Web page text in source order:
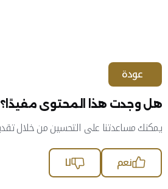
عودة
هل وجدت هذا المحتوى مفيدًا؟
يمكنك مساعدتنا على التحسين من خلال
نعم
لا